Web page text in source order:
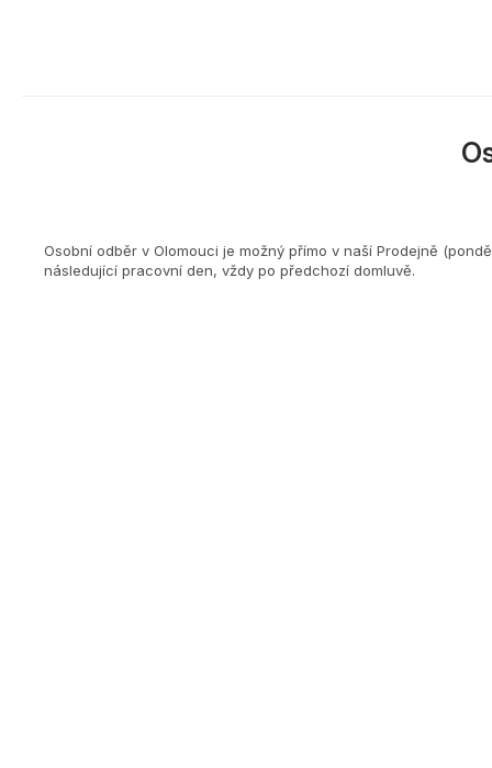
Osobní odběr v Olomouci je možný přímo v naší Prodejně
následující pracovní den, vždy po předchozí domluvě.